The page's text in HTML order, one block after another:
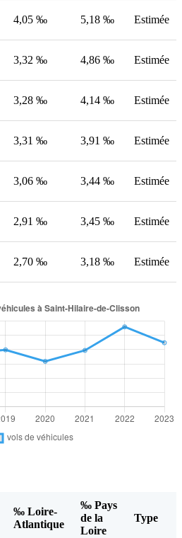
4,05 ‰ 5,18 ‰ Estimée
3,32 ‰ 4,86 ‰ Estimée
3,28 ‰ 4,14 ‰ Estimée
3,31 ‰ 3,91 ‰ Estimée
3,06 ‰ 3,44 ‰ Estimée
2,91 ‰ 3,45 ‰ Estimée
2,70 ‰ 3,18 ‰ Estimée
‰ Loire-
Atlantique
‰ Pays
de la
Loire
Type